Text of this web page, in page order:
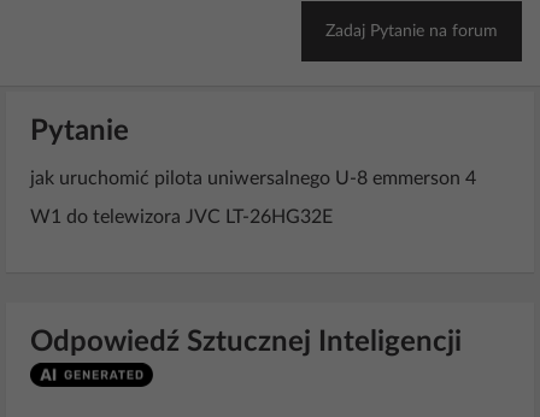
Zadaj Pytanie na forum
Pytanie
jak uruchomić pilota uniwersalnego U-8 emmerson 4
W1 do telewizora JVC LT-26HG32E
Odpowiedź Sztucznej Inteligencji